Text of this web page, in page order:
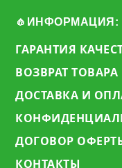
🧄ИНФОРМАЦИЯ:
ГАРАНТИЯ
ВОЗВРАТ ТОВАРА
ДОСТАВКА И
ДОГОВОР
КОНТАКТЫ